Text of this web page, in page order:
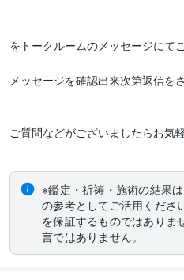
をトークルームのメッセージにて
メッセージを確認出来次第返信を
ご質問などがございましたらお気
※鑑定・祈祷・施術の結果
の参考としてご活用くださ
を保証するものではありま
言ではありません。